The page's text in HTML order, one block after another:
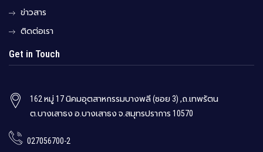
ข่าวสาร
ติดต่อเรา
Get in Touch
162 หมู่ 17 นิคมอุตสาหกรรมบางพลี (ซอย 3) ,ถ.เทพรัตน
ต.บางเสาธง อ.บางเสาธง จ.สมุทรปราการ 10570
027056700-2